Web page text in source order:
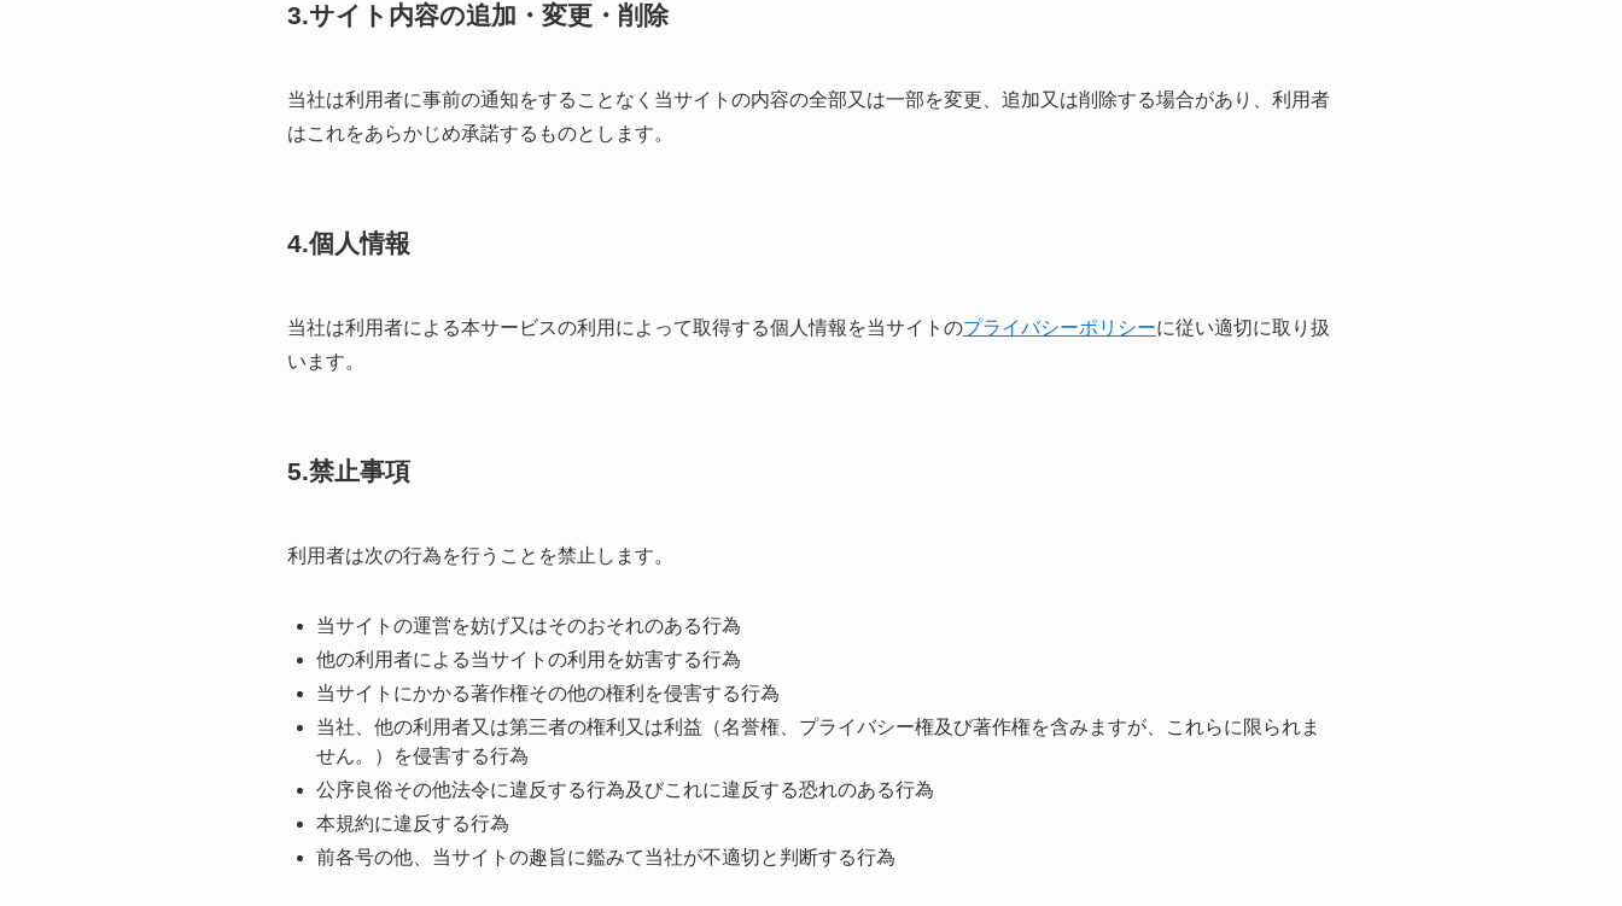
3.サイト内容の追加・変更・削除
当社は利⽤者に事前の通知をすることなく当サイトの内容の全部⼜は⼀部を変更、追加⼜は削除する場合があり、利⽤者
はこれをあらかじめ承諾するものとします。
4.個人情報
当社は利⽤者による本サービスの利⽤によって取得する個⼈情報を当サイトのプライバシーポリシーに従い適切に取り扱
います。
5.禁止事項
利⽤者は次の⾏為を⾏うことを禁止します。
当サイトの運営を妨げ⼜はそのおそれのある⾏為
他の利⽤者による当サイトの利⽤を妨害する⾏為
当サイトにかかる著作権その他の権利を侵害する⾏為
当社、他の利⽤者⼜は第三者の権利⼜は利益（名誉権、プライバシー権及び著作権を含みますが、これらに限られま
せん。）を侵害する⾏為
公序良俗その他法令に違反する⾏為及びこれに違反する恐れのある⾏為
本規約に違反する⾏為
前各号の他、当サイトの趣旨に鑑みて当社が不適切と判断する⾏為